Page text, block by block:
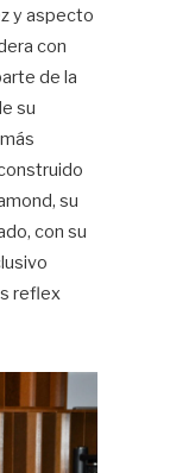
y aspecto
con
de la
su
su
con su
reflex